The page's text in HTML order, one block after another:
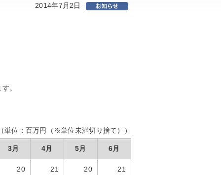
2014年7月2日
。
単位：百万円（※単位未満切り捨て））
3月 4月 5月 6月
20 21 20 21